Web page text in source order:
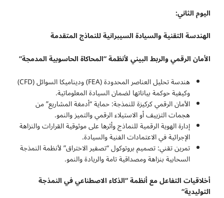
اليوم الثاني:
الهندسة التقنية والسيادة السيبرانية للنماذج المتقدمة
الأمان الرقمي والربط البيني لأنظمة “المحاكاة الحاسوبية المدمجة“
هندسة تحليل العناصر المحدودة (FEA) وديناميكا السوائل (CFD)
وكيفية حوكمة بياناتها لضمان السيادة المعلوماتية.
الأمان الرقمي كركيزة للنمذجة: حماية “أدمغة المشاريع” من
هجمات التزييف أو الاستيلاء الرقمي والتميز والنمو.
إدارة الهوية الرقمية للنماذج وأثرها على موثوقية القرارات والنزاهة
الإجرائية في الاعتمادات الفنية والسيادة.
تمرين تقني: تصميم بروتوكول “تصفير الاختراق” لأنظمة النمذجة
السحابية بنزاهة ومصداقية تامة والريادة والنمو.
أخلاقيات التفاعل مع أنظمة “الذكاء الاصطناعي في النمذجة
التوليدية“